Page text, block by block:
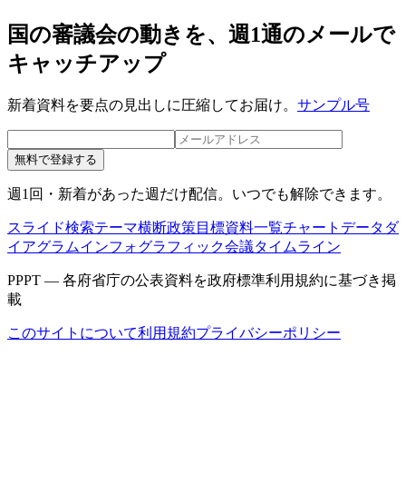
国の審議会の動きを、週1通のメールで
キャッチアップ
新着資料を要点の見出しに圧縮してお届け。 サンプル号
無料で登録する
週1回・新着があった週だけ配信。いつでも解除できます。
スライド検索テーマ横断政策目標資料一覧チャートデータ ダ
イアグラムインフォグラフィック会議タイムライン
PPPT — 各府省庁の公表資料を政府標準利用規約に基づき掲
載
このサイトについて利用規約プライバシーポリシー